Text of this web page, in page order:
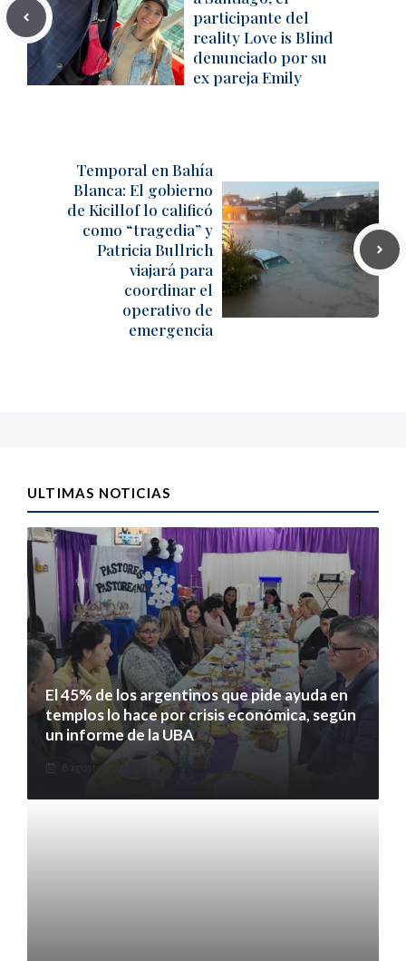
participante del
reality Love is Blind
denunciado por su
ex pareja Emily
Temporal en Bahía
Blanca: El gobierno
de Kicillof lo calificó
como “tragedia” y
Patricia Bullrich
viajará para
coordinar el
operativo de
emergencia
ULTIMAS NOTICIAS
El 45% de los argentinos que pide ayuda en
templos lo hace por crisis económica, según
un informe de la UBA
8 agosto 2026